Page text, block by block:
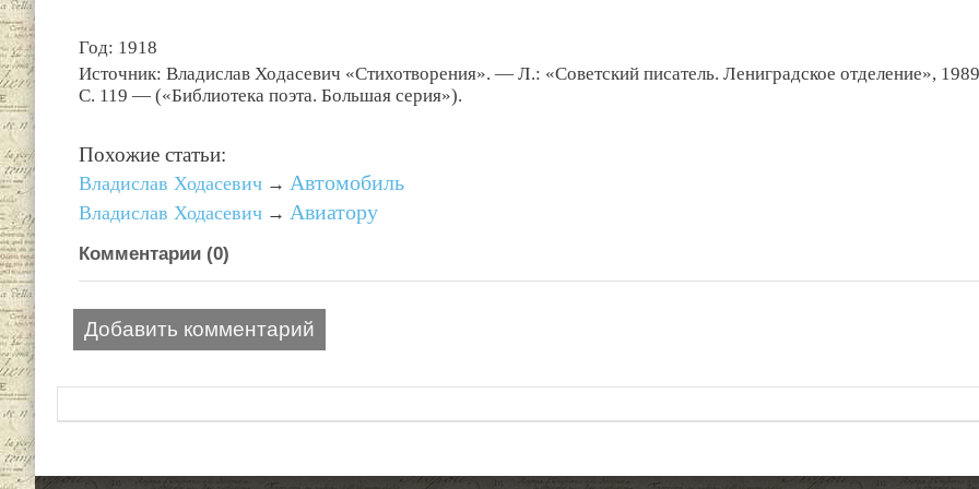
Год: 1918
Источник: Владислав Ходасевич «Стихотворения». — Л.: «Советский писатель. Лениградское отделение»,
С. 119 — («Библиотека поэта. Большая серия»).
Похожие статьи:
Владислав Ходасевич → Автомобиль
Владислав Ходасевич → Авиатору
Комментарии (0)
Добавить комментарий